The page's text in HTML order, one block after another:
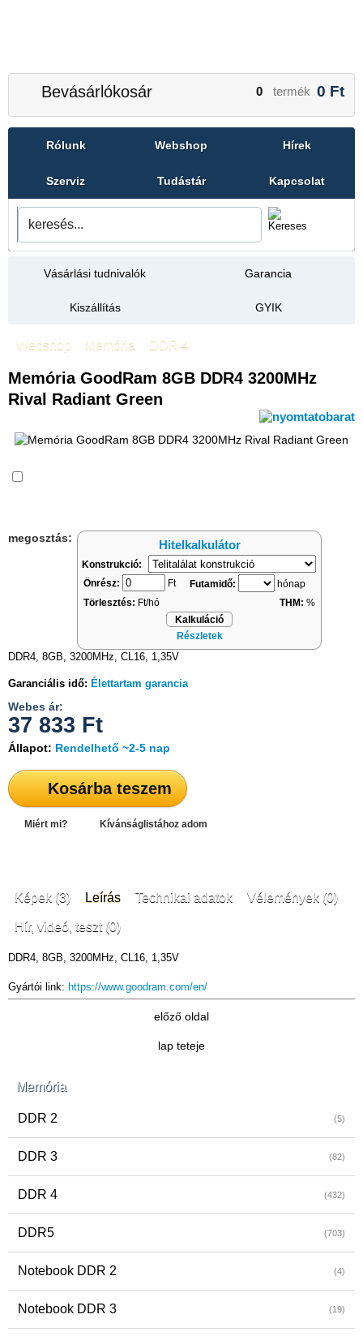
Bevásárlókosár 0 termék 0 Ft
Rólunk Webshop Hírek
Szerviz Tudástár Kapcsolat
Vásárlási tudnivalók Garancia
Kiszállítás GYIK
Memória
DDR 2 (5)
DDR 3 (82)
DDR 4 (432)
DDR5 (703)
Notebook DDR 2 (4)
Notebook DDR 3 (19)
Webshop Memória DDR 4
Memória GoodRam 8GB DDR4 3200MHz
Rival Radiant Green
megosztás:
Hitelkalkulátor
Konstrukció:
Önrész:
Ft Futamidő:
hónap
Törlesztés: Ft/hó THM: %
Kalkuláció
Részletek
DDR4, 8GB, 3200MHz, CL16, 1,35V
Garanciális idő: Élettartam garancia
Webes ár:
37 833 Ft
Állapot: Rendelhető ~2-5 nap
Kosárba teszem
Miért mi? Kívánságlistához adom
Képek (3) Leírás Technikai adatok Vélemények (0)
Hír, videó, teszt (0)
DDR4, 8GB, 3200MHz, CL16, 1,35V
Gyártói link: https://www.goodram.com/en/
előző oldal
lap teteje